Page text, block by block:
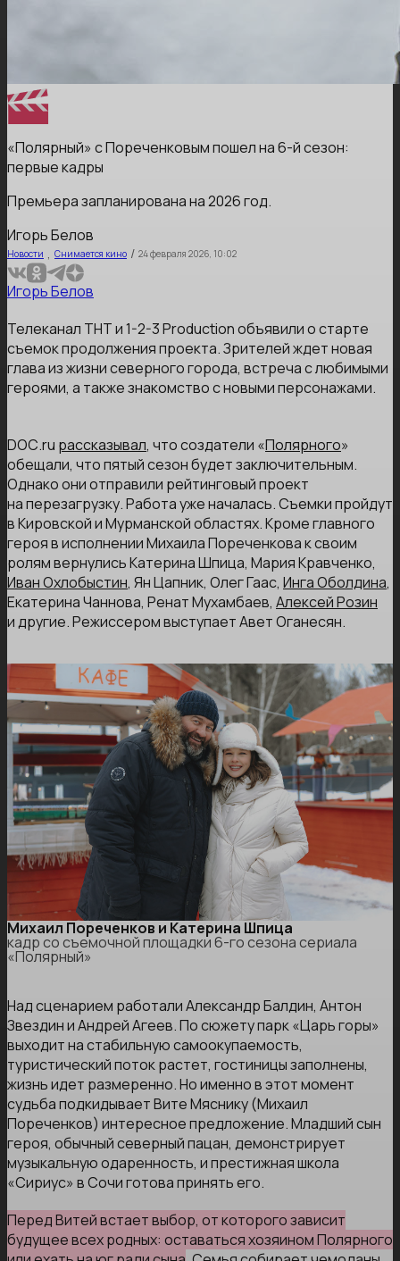
«Полярный» с Пореченковым пошел на 6-й сезон:
первые кадры
Премьера запланирована на 2026 год.
Игорь Белов
Новости , Снимается кино / 24 февраля 2026, 10:02
Игорь Белов
Телеканал ТНТ и 1-2-3 Production объявили о старте
съемок продолжения проекта. Зрителей ждет новая
глава из жизни северного города, встреча с любимыми
героями, а также знакомство с новыми персонажами.
DОС.ru рассказывал, что создатели «Полярного»
обещали, что пятый сезон будет заключительным.
Однако они отправили рейтинговый проект
на перезагрузку. Работа уже началась. Съемки пройдут
в Кировской и Мурманской областях. Кроме главного
героя в исполнении Михаила Пореченкова к своим
ролям вернулись Катерина Шпица, Мария Кравченко,
Иван Охлобыстин, Ян Цапник, Олег Гаас, Инга Оболдина,
Екатерина Чаннова, Ренат Мухамбаев, Алексей Розин
и другие. Режиссером выступает Авет Оганесян.
Михаил Пореченков и Катерина Шпица
кадр со съемочной площадки 6-го сезона сериала
«Полярный»
Над сценарием работали Александр Балдин, Антон
Звездин и Андрей Агеев. По сюжету парк «Царь горы»
выходит на стабильную самоокупаемость,
туристический поток растет, гостиницы заполнены,
жизнь идет размеренно. Но именно в этот момент
судьба подкидывает Вите Мяснику (Михаил
Пореченков) интересное предложение. Младший сын
героя, обычный северный пацан, демонстрирует
музыкальную одаренность, и престижная школа
«Сириус» в Сочи готова принять его.
Перед Витей встает выбор, от которого зависит
будущее всех родных: оставаться хозяином Полярного